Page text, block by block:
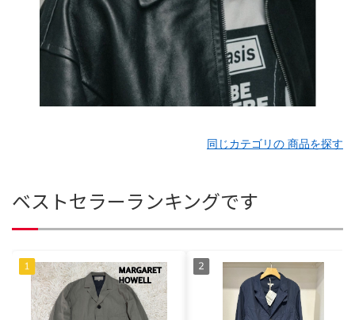
同じカテゴリの 商品を探す
ベストセラーランキングです